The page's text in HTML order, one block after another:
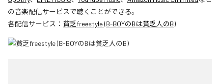
の音楽配信サービスで聴くことができる。
各配信サービス： 貧乏freestyle (B-BOYのBは貧乏人のB)